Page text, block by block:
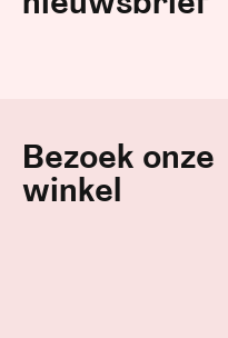
Bezoek onze
winkel